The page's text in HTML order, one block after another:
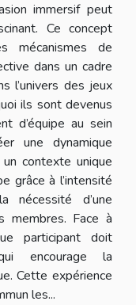
immersif peut
Ce concept
mécanismes de
dans un cadre
l’univers des jeux
ils sont devenus
d’équipe au sein
une dynamique
contexte unique
grâce à l’intensité
d’une
membres. Face à
participant doit
encourage la
Cette expérience
les...